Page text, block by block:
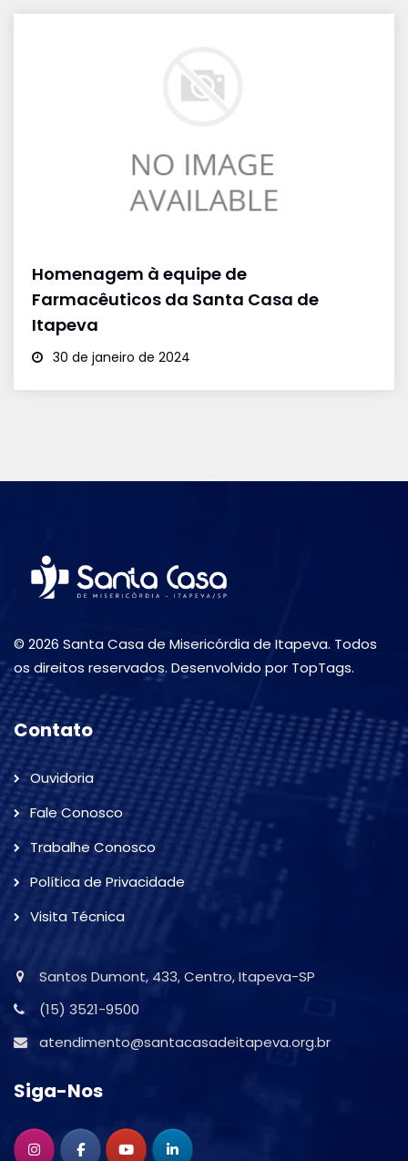
Homenagem à equipe de
Farmacêuticos da Santa Casa de
Itapeva
30 de janeiro de 2024
© 2026 Santa Casa de Misericórdia de Itapeva. Todos
os direitos reservados. Desenvolvido por TopTags.
Contato
Ouvidoria
Fale Conosco
Trabalhe Conosco
Política de Privacidade
Visita Técnica
Santos Dumont, 433, Centro, Itapeva-SP
(15) 3521-9500
atendimento@santacasadeitapeva.org.br
Siga-Nos